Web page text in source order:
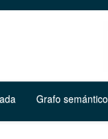
Grafo semántico